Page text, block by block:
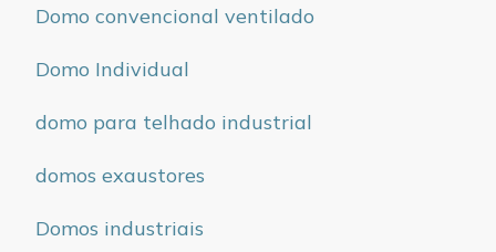
Domo convencional ventilado
Domo Individual
domo para telhado industrial
domos exaustores
Domos industriais